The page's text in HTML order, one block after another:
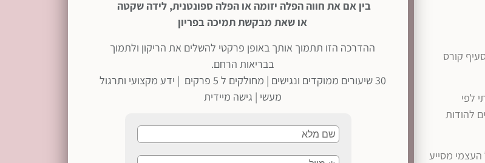
קורס
לפי
להודות
העצמי מסייע
בין אם את חווה הפלה יזומה או הפלה ספונטנית, לידה שקטה
או שאת מבקשת תמיכה בפריון
ההדרכה הזו תתמוך אותך באופן פרקטי להשלים את הריקון ולתמוך
בבריאות הרחם.
30 שיעורים ממוקדים ונגישים | מחולקים ל 5 פרקים | ידע מקצועי ותרגול
מעשי | גישה מיידית